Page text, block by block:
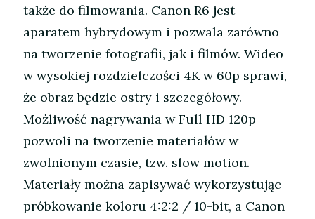
także do filmowania. Canon R6 jest
aparatem hybrydowym i pozwala zarówno
na tworzenie fotografii, jak i filmów. Wideo
w wysokiej rozdzielczości 4K w 60p sprawi,
że obraz będzie ostry i szczegółowy.
Możliwość nagrywania w Full HD 120p
pozwoli na tworzenie materiałów w
zwolnionym czasie, tzw. slow motion.
Materiały można zapisywać wykorzystując
próbkowanie koloru 4:2:2 / 10-bit, a Canon